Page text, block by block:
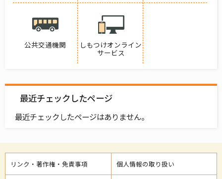
公共交通機関
しもつけオンライン
サービス
最近チェックしたページ
最近チェックしたページはありません。
リンク・著作権・免責事項 個人情報の取り扱い